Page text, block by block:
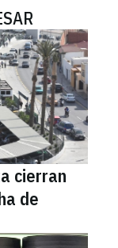
cierran
de